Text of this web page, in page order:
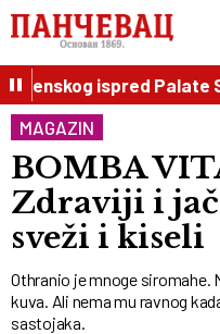
ispred Palate
MAGAZIN
BOMBA
Zdraviji i
sveži i kiseli
Othranio je mnoge siromahe.
kuva. Ali nema mu ravnog
sastojaka.